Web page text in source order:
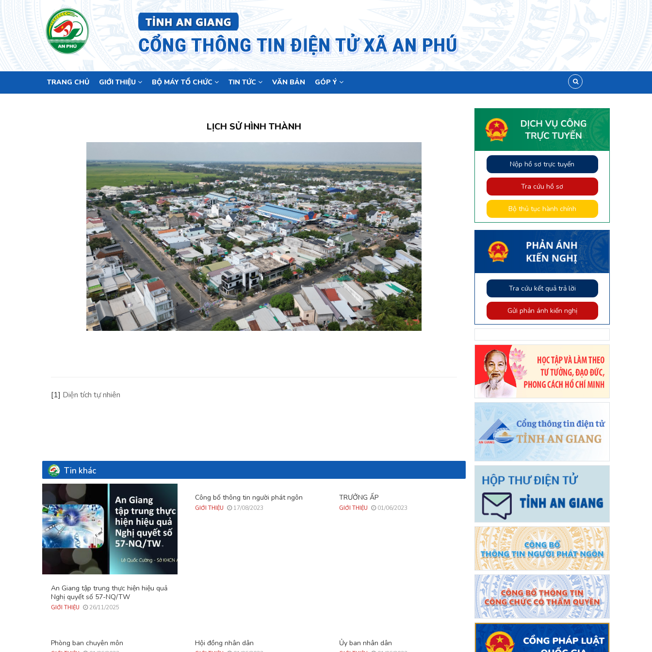
Main
navigation
TRANG CHỦ GIỚI THIỆU BỘ MÁY TỔ CHỨC TIN TỨC VĂN BẢN GÓP Ý
LỊCH SỬ HÌNH THÀNH
[1] Diện tích tự nhiên
Tin khác
An Giang tập trung thực hiện hiệu quả
Nghị quyết số 57-NQ/TW
GIỚI THIỆU 26/11/2025
Công bố thông tin người phát ngôn
GIỚI THIỆU 17/08/2023
TRƯỞNG ẤP
GIỚI THIỆU 01/06/2023
Phòng ban chuyên môn Hội đồng nhân dân Ủy ban nhân dân
Nộp hồ sơ trực tuyến
Tra cứu hồ sơ
Bộ thủ tục hành chính
Tra cứu kết quả trả lời
Gửi phản ánh kiến nghị